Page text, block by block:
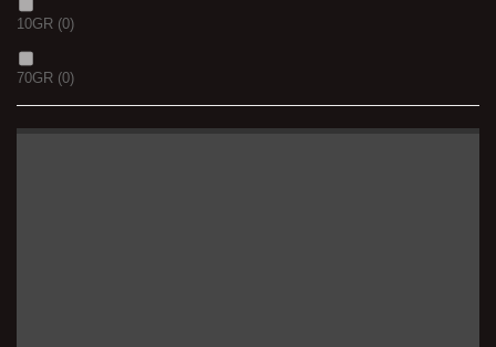
10GR (0)
70GR (0)